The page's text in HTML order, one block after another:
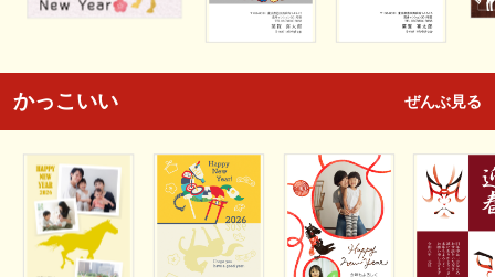
かっこいい ぜんぶ見る